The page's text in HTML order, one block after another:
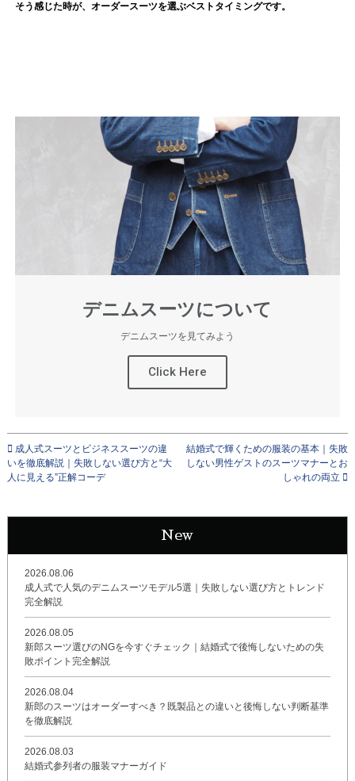
そう感じた時が、オーダースーツを選ぶベストタイミングです。
デニムスーツについて
デニムスーツを見てみよう
Click Here
成人式スーツとビジネススーツの違
いを徹底解説｜失敗しない選び方と“大
人に見える”正解コーデ
結婚式で輝くための服装の基本｜失敗
しない男性ゲストのスーツマナーとお
しゃれの両立
New
2026.08.06
成人式で人気のデニムスーツモデル5選｜失敗しない選び方とトレンド
完全解説
2026.08.05
新郎スーツ選びのNGを今すぐチェック｜結婚式で後悔しないための失
敗ポイント完全解説
2026.08.04
新郎のスーツはオーダーすべき？既製品との違いと後悔しない判断基準
を徹底解説
2026.08.03
結婚式参列者の服装マナーガイド